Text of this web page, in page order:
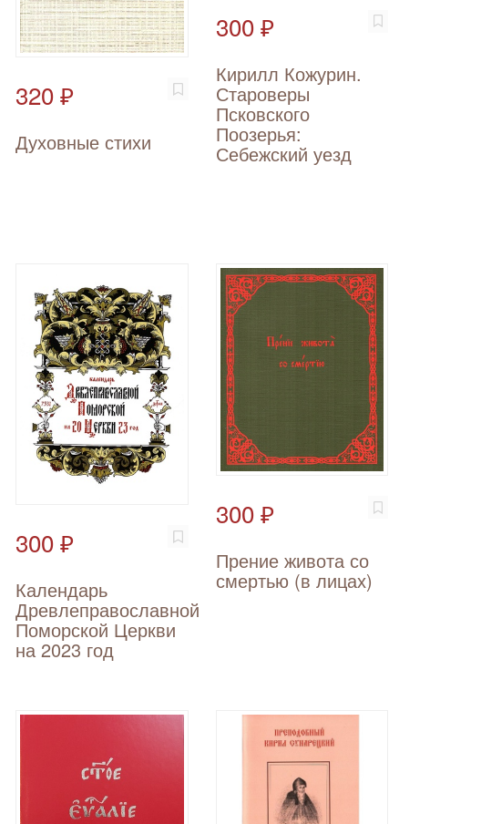
320 ₽
Духовные стихи
300 ₽
Кирилл Кожурин.
Староверы
Псковского
Поозерья:
Себежский уезд
300 ₽
Календарь
Древлеправославной
Поморской Церкви
на 2023 год
300 ₽
Прение живота со
смертью (в лицах)